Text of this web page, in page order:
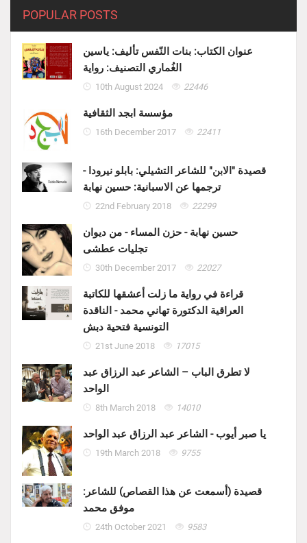
POPULAR POSTS
عنوان الكتاب: بنات النّفس تأليف: ياسين
الغُماري التصنيف: رواية
10th August 2024 22446
مؤسسة ابجد الثقافية
16th December 2017 22411
قصيدة "الابن" للشاعر التشيلي: بابلو نيرودا -
ترجمها عن الاسبانية: حسين نهابة
22nd February 2018 22299
حسين نهابة - حزن المساء - من ديوان
تجليات عطشى
30th December 2017 22027
قراءة في رواية ما زلت أعشقها للكاتبة
العراقية الدكتورة تهاني محمد - الناقدة
التونسية فتحية دبش
21st June 2018 17015
لا تطرق الباب – الشاعر عبد الرزاق عبد
الواحد
8th March 2018 14010
يا صبر أيوب - الشاعر عبد الرزاق عبد الواحد
19th March 2018 9755
قصيدة (أسمعت عن هذا القصاص) للشاعر:
موفق محمد
24th October 2021 9583